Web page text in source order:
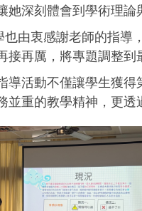
她深刻體會到學術理
由衷感謝老師的指導
接再厲，將專題調整到
導活動不僅讓學生獲
並重的教學精神，更